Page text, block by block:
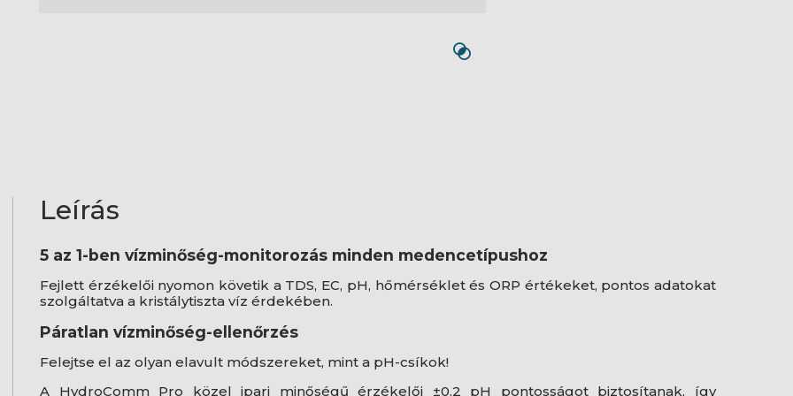
Leírás
5 az 1-ben vízminőség-monitorozás minden medencetípushoz
Fejlett érzékelői nyomon követik a TDS, EC, pH, hőmérséklet és ORP értékeket, pontos adatokat
szolgáltatva a kristálytiszta víz érdekében.
Páratlan vízminőség-ellenőrzés
Felejtse el az olyan elavult módszereket, mint a pH-csíkok!
A HydroComm Pro közel ipari minőségű érzékelői ±0,2 pH pontosságot biztosítanak, így